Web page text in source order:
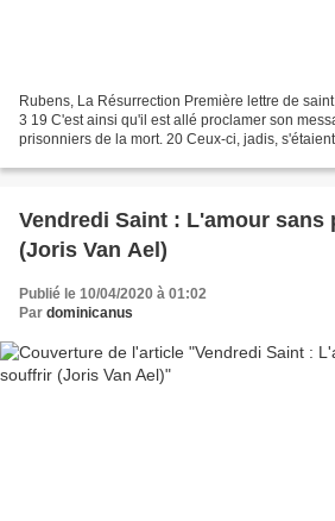
Rubens, La Résurrection Première lettre de
3 19 C'est ainsi qu'il est allé proclamer son
prisonniers de la mort. 20 Ceux-ci, jadis,
Vendredi Saint : L'amour sans
(Joris Van Ael)
Publié le 10/04/2020 à 01:02
Par dominicanus